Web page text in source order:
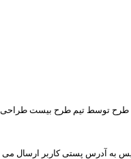
طرح توسط تیم طرح بیست طراحی
به آدرس پستی کاربر ارسال می